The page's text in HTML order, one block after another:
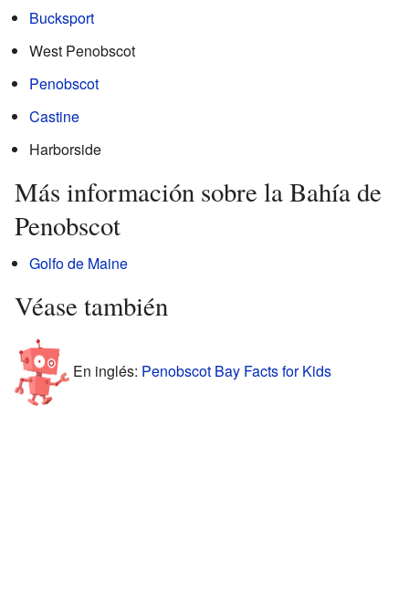
Bucksport
West Penobscot
Penobscot
Castine
Harborside
Más información sobre la Bahía de
Penobscot
Golfo de Maine
Véase también
En inglés: Penobscot Bay Facts for Kids